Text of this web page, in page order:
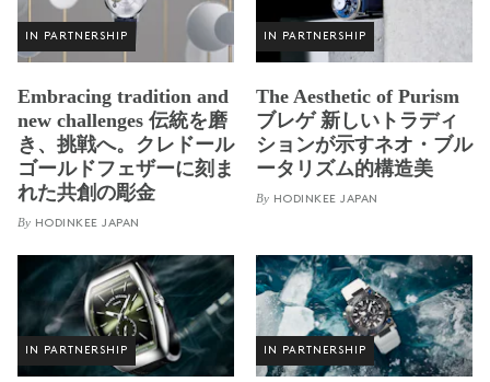
IN PARTNERSHIP
Embracing tradition and
new challenges 伝統を磨
き、挑戦へ。クレドール
ゴールドフェザーに刻ま
れた共創の彫金
By HODINKEE JAPAN
IN PARTNERSHIP
The Aesthetic of Purism
ブレゲ 新しいトラディ
ションが示すネオ・ブル
ータリズム的構造美
By HODINKEE JAPAN
IN PARTNERSHIP IN PARTNERSHIP